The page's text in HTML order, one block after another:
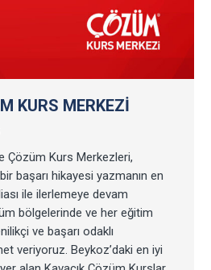
KURS MERKEZI
Çözüm Kurs Merkezleri,
başarı hikayesi yazmanın en
ile ilerlemeye devam
bölgelerinde ve her eğitim
ve başarı odaklı
veriyoruz. Beykoz’daki en iyi